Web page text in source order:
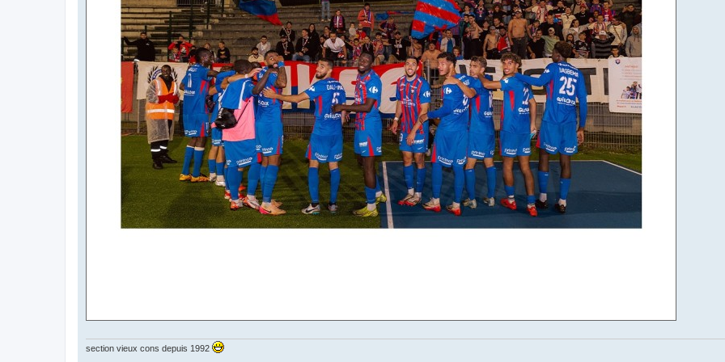
section vieux cons depuis 1992